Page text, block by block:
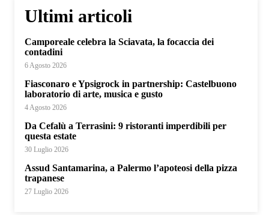
Ultimi articoli
Camporeale celebra la Sciavata, la focaccia dei
contadini
6 Agosto 2026
Fiasconaro e Ypsigrock in partnership: Castelbuono
laboratorio di arte, musica e gusto
4 Agosto 2026
Da Cefalù a Terrasini: 9 ristoranti imperdibili per
questa estate
30 Luglio 2026
Assud Santamarina, a Palermo l’apoteosi della pizza
trapanese
27 Luglio 2026